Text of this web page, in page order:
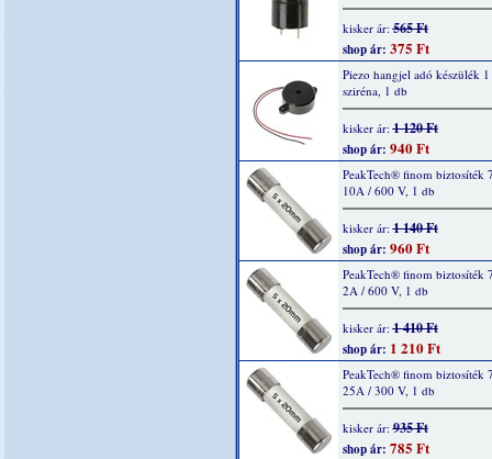
kisker ár:565 Ft
shop ár: 375 Ft
Piezo hangjel adó készülék
sziréna, 1 db
kisker ár:1 120 Ft
shop ár: 940 Ft
PeakTech® finom biztosíték
10A / 600 V, 1 db
kisker ár:1 140 Ft
shop ár: 960 Ft
PeakTech® finom biztosíték
2A / 600 V, 1 db
kisker ár:1 410 Ft
shop ár: 1 210 Ft
PeakTech® finom biztosíték
25A / 300 V, 1 db
kisker ár:935 Ft
shop ár: 785 Ft